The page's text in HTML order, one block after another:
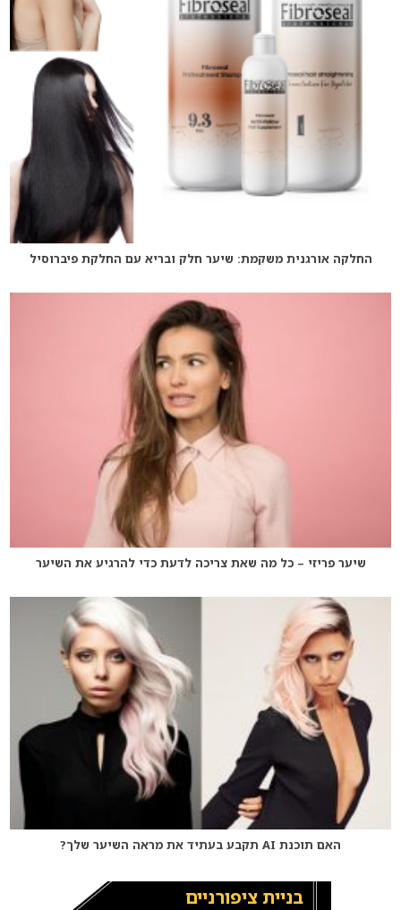
החלקה אורגנית משקמת: שיער חלק ובריא עם החלקת פיברוסיל
שיער פריזי – כל מה שאת צריכה לדעת כדי להרגיע את השיער
האם תוכנת AI תקבע בעתיד את מראה השיער שלך?
בניית ציפורניים